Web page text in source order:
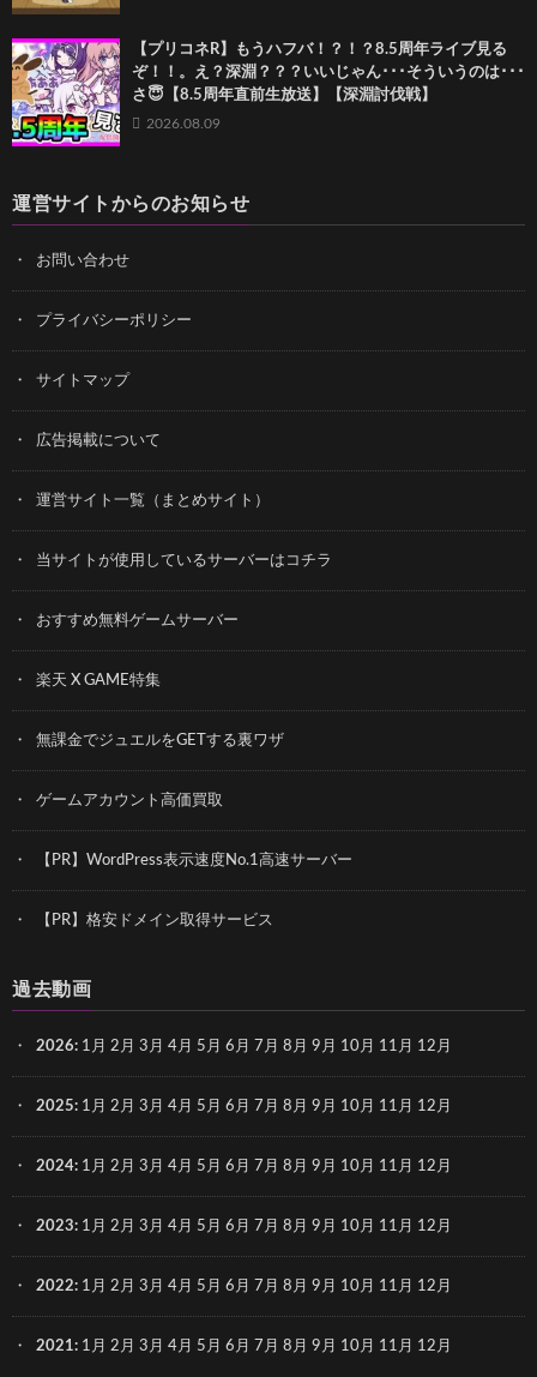
【プリコネR】もうハフバ！？！？8.5周年ライブ見る
ぞ！！。え？深淵？？？いいじゃん･･･そういうのは･･･
さ😇【8.5周年直前生放送】【深淵討伐戦】
2026.08.09
運営サイトからのお知らせ
お問い合わせ
プライバシーポリシー
サイトマップ
広告掲載について
運営サイト一覧（まとめサイト）
当サイトが使用しているサーバーはコチラ
おすすめ無料ゲームサーバー
楽天 X GAME特集
無課金でジュエルをGETする裏ワザ
ゲームアカウント高価買取
【PR】WordPress表示速度No.1高速サーバー
【PR】格安ドメイン取得サービス
過去動画
2026: 1月 2月 3月 4月 5月 6月 7月 8月 9月 10月 11月 12月
2025: 1月 2月 3月 4月 5月 6月 7月 8月 9月 10月 11月 12月
2024: 1月 2月 3月 4月 5月 6月 7月 8月 9月 10月 11月 12月
2023: 1月 2月 3月 4月 5月 6月 7月 8月 9月 10月 11月 12月
2022: 1月 2月 3月 4月 5月 6月 7月 8月 9月 10月 11月 12月
2021: 1月 2月 3月 4月 5月 6月 7月 8月 9月 10月 11月 12月